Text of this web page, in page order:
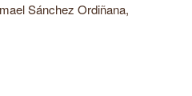
Sánchez Ordiñana,